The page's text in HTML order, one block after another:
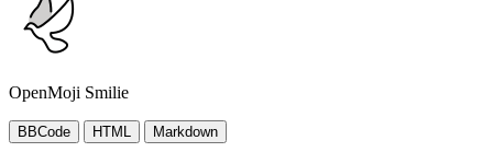
OpenMoji Smilie
BBCode HTML Markdown